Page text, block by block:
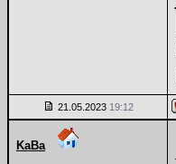
21.05.2023 19:12
KaBa